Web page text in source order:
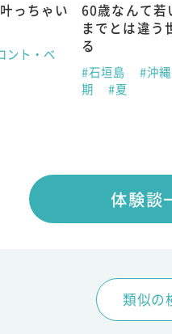
開けば今
「旅するよう
社員を辞めて
方
#沖縄本島 #
飲食店
体験談
類似の